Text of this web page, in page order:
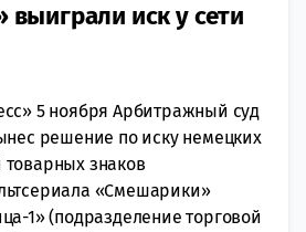
иск у сети
5 ноября Арбитражный суд
решение по иску немецких
знаков
«Смешарики»
1» (подразделение торговой